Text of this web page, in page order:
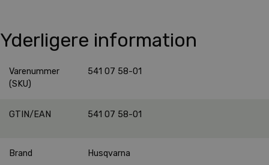
Yderligere information
Varenummer
(SKU)
541 07 58-01
GTIN/EAN 541 07 58-01
Brand Husqvarna